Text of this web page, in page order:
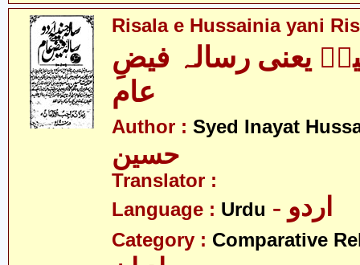
Risala e Hussainia yani
یعنی رسالہ فیضِ
عام
Author : Syed Inayat
حسین
Translator :
Language : Urdu - اردو
Category : Comparative